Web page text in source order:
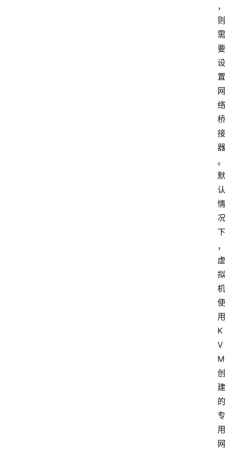
，
则
需
要
设
置
网
络
桥
接
器
。
默
认
情
况
下
，
虚
拟
机
使
用
K
V
M
创
建
的
专
用
网